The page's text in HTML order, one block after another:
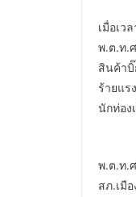
เมื่อเว
พ.ต.ท.
สินค้าบิ๊
ร้ายแร
นักท่อง
พ.ต.ท.
สภ.เมื